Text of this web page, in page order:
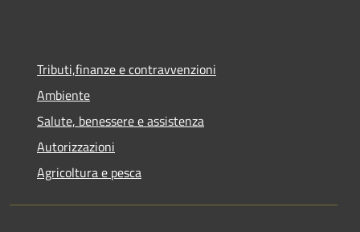
Tributi,finanze e contravvenzioni
Ambiente
Salute, benessere e assistenza
Autorizzazioni
Agricoltura e pesca